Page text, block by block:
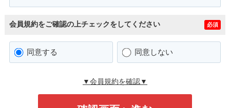
会員規約をご確認の上チェックをしてください 必須
同意する 同意しない
▼会員規約を確認▼